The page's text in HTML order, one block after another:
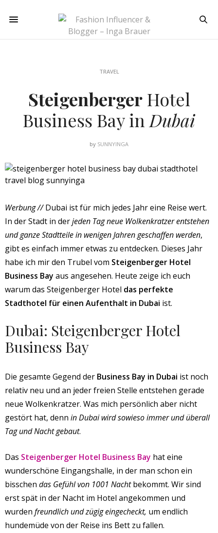
TRAVEL
SteigenbergerHotel
Business Bay in Dubai
by SUNNYINGA
Werbung //Dubai ist für mich jedes Jahr eine Reise wert.
In der Stadt in derjeden Tag neue Wolkenkratzer entstehen
und ganze Stadtteile in wenigen Jahren geschaffen werden,
gibt es einfach immer etwas zu entdecken. Dieses Jahr
habe ich mir den Trubel vom Steigenberger Hotel
Business Bay aus angesehen. Heute zeige ich euch
warum das Steigenberger Hotel das perfekte
Stadthotel für einen Aufenthalt in Dubai ist.
Dubai: Steigenberger Hotel
Business Bay
Die gesamte Gegend der Business Bay in Dubai ist noch
relativ neu und an jeder freien Stelle entstehen gerade
neue Wolkenkratzer. Was mich persönlich aber nicht
gestört hat, denn in Dubai wird sowieso immer und überall
Tag und Nacht gebaut.
Das Steigenberger Hotel Business Bay hat eine
wunderschöne Eingangshalle, in der man schon ein
bisschen das Gefühl von 1001 Nachtbekommt. Wir sind
erst spät in der Nacht im Hotel angekommen und
wurden freundlich und zügig eingecheckt, um endlich
hundemüde von der Reise ins Bett zu fallen.